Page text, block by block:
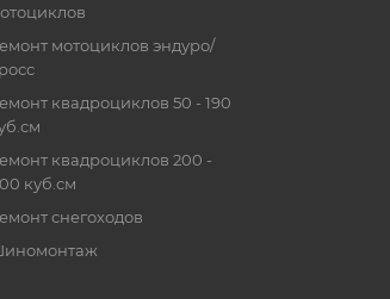
мотоциклов эндуро/
квадроциклов 50 - 190
квадроциклов 200 -
куб.см
снегоходов